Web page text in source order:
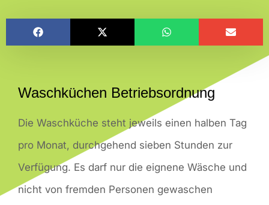
Waschküchen Betriebsordnung
Die Waschküche steht jeweils einen halben Tag
pro Monat, durchgehend sieben Stunden zur
Verfügung. Es darf nur die eignene Wäsche und
nicht von fremden Personen gewaschen